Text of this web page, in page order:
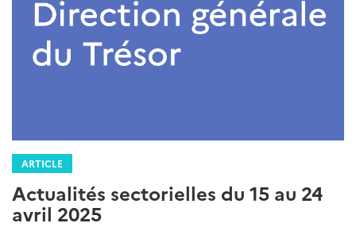
ARTICLE
Actualités sectorielles du 15 au 24
avril 2025